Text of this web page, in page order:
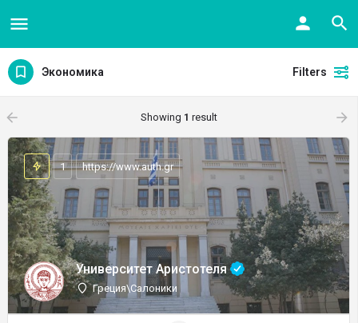
Экономика Filters
arrow_backward Showing 1 result arrow_forward
Университет Аристотеля
Греция\Салоники
1 https://www.auth.gr